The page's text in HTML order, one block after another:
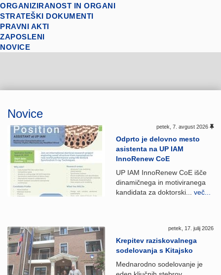
ORGANIZIRANOST IN ORGANI
STRATEŠKI DOKUMENTI
PRAVNI AKTI
ZAPOSLENI
NOVICE
Novice
petek, 7. avgust 2026
Odprto je delovno mesto
asistenta na UP IAM
InnoRenew CoE
UP IAM InnoRenew CoE išče
dinamičnega in motiviranega
kandidata za doktorski... več...
petek, 17. julij 2026
Krepitev raziskovalnega
sodelovanja s Kitajsko
Mednarodno sodelovanje je